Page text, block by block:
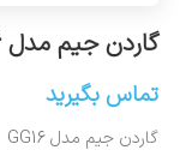
گاردن جیم مدل GG۱۶ وسایل باشگاهی-ورزشی
تماس بگیرید
گاردن جیم مدل GG16